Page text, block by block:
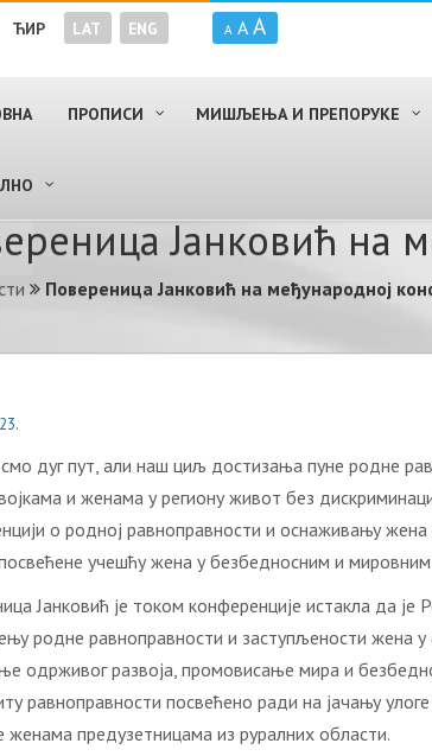
ЋИР LAT ENG A A A
ПРОПИСИ МИШЉЕЊА И ПРЕПОРУКЕ
Јанковић на
Повереница Јанковић на међународној
дуг пут, али наш циљ достизања пуне родне
и женама у региону живот без
о родној равноправности и оснаживању
учешћу жена у безбедносним и
Јанковић је током конференције истакла да
родне равноправности и заступљености жена
одрживог развоја, промовисање мира и
равноправности посвећено ради на јачању
предузетницама из руралних области.